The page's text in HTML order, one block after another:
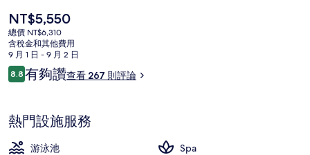
陽
台
飯
店
相
片
目
前
的
價
格
是
NT$5,550
總價 NT$6,310
含稅金和其他費用
9 月 1 日 - 9 月 2 日
評
論
8.88.8 分，滿分 10 分，
有夠讚查看 267 則評論
熱門設施服務
游泳池
Spa